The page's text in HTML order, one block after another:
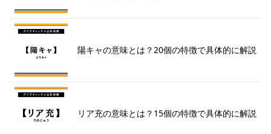
陽キャの意味とは？20個の特徴で具体的に解説
リア充の意味とは？15個の特徴で具体的に解説